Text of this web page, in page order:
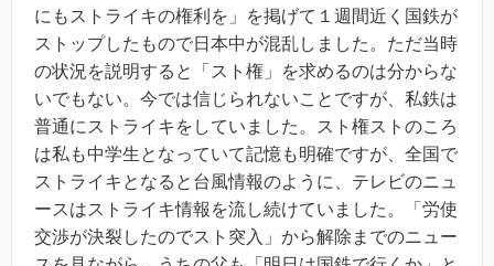
にもストライキの権利を」を掲げて１週間近く国鉄が
ストップしたもので日本中が混乱しました。ただ当時
の状況を説明すると「スト権」を求めるのは分からな
いでもない。今では信じられないことですが、私鉄は
普通にストライキをしていました。スト権ストのころ
は私も中学生となっていて記憶も明確ですが、全国で
ストライキとなると台風情報のように、テレビのニュ
ースはストライキ情報を流し続けていました。「労使
交渉が決裂したのでスト突入」から解除までのニュー